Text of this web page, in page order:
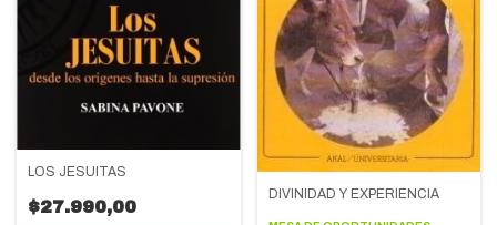
LOS JESUITAS
$27.990,00
DIVINIDAD Y EXPERIENCIA